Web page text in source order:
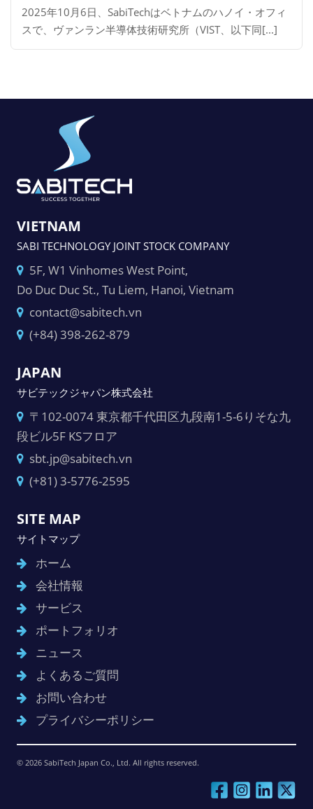
2025年10月6日、SabiTechはベトナムのハノイ・オフィ
スで、ヴァンラン半導体技術研究所（VIST、以下同[...]
VIETNAM
SABI TECHNOLOGY JOINT STOCK COMPANY
5F, W1 Vinhomes West Point,
Do Duc Duc St., Tu Liem, Hanoi, Vietnam
contact@sabitech.vn
(+84) 398-262-879
JAPAN
サビテックジャパン株式会社
〒102-0074 東京都千代田区九段南1-5-6りそな九
段ビル5F KSフロア
sbt.jp@sabitech.vn
(+81) 3-5776-2595
SITE MAP
サイトマップ
ホーム
会社情報
サービス
ポートフォリオ
ニュース
よくあるご質問
お問い合わせ
プライバシーポリシー
© 2026 SabiTech Japan Co., Ltd. All rights reserved.